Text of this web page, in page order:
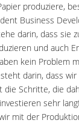
produziere,
Business
darin, dass sie
und auch
kein Problem
darin, dass wir
die Schritte, die
sehr
mit der